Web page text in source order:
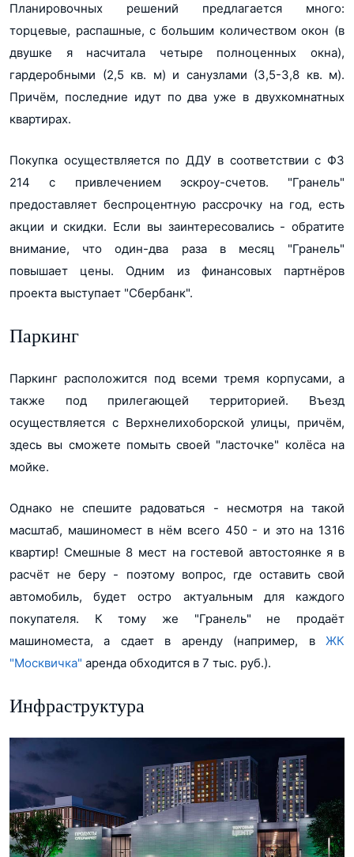
Планировочных решений предлагается много:
торцевые, распашные, с большим количеством окон (в
двушке я насчитала четыре полноценных окна),
гардеробными (2,5 кв. м) и санузлами (3,5-3,8 кв. м).
Причём, последние идут по два уже в двухкомнатных
квартирах.
Покупка осуществляется по ДДУ в соответствии с ФЗ
214 с привлечением эскроу-счетов. "Гранель"
предоставляет беспроцентную рассрочку на год, есть
акции и скидки. Если вы заинтересовались - обратите
внимание, что один-два раза в месяц "Гранель"
повышает цены. Одним из финансовых партнёров
проекта выступает "Сбербанк".
Паркинг
Паркинг расположится под всеми тремя корпусами, а
также под прилегающей территорией. Въезд
осуществляется с Верхнелихоборской улицы, причём,
здесь вы сможете помыть своей "ласточке" колёса на
мойке.
Однако не спешите радоваться - несмотря на такой
масштаб, машиномест в нём всего 450 - и это на 1316
квартир! Смешные 8 мест на гостевой автостоянке я в
расчёт не беру - поэтому вопрос, где оставить свой
автомобиль, будет остро актуальным для каждого
покупателя. К тому же "Гранель" не продаёт
машиноместа, а сдает в аренду (например, в ЖК
"Москвичка" аренда обходится в 7 тыс. руб.).
Инфраструктура